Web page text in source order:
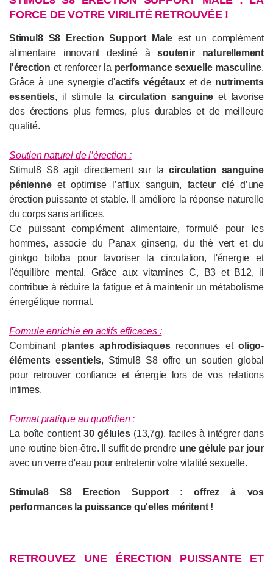
FORCE DE VOTRE VIRILITÉ RETROUVÉE !
Stimul8 S8 Erection Support Male est un complément
alimentaire innovant destiné àsoutenir naturellement
l'érection et renforcer la performance sexuelle masculine.
Grâce à une synergie d'actifs végétauxet de nutriments
essentiels, il stimule lacirculation sanguine et favorise
des érections plus fermes, plus durables et de meilleure
qualité.
Soutien naturel de l’érection :
Stimul8 S8 agit directement sur lacirculation sanguine
pénienneet optimise l’afflux sanguin, facteur clé d’une
érection puissante et stable. Il améliore la réponse naturelle
du corps sans artifices.
Ce puissant complément alimentaire, formulé pour les
hommes, associe du Panax ginseng, du thé vert et du
ginkgo biloba pour favoriser la circulation, l'énergie et
l'équilibre mental. Grâce aux vitamines C, B3 et B12, il
contribue à réduire la fatigue et à maintenir un métabolisme
énergétique normal.
Formule enrichie en actifs efficaces :
Combinant plantes aphrodisiaquesreconnues etoligo-
éléments essentiels, Stimul8 S8 offre un soutien global
pour retrouver confiance et énergie lors de vos relations
intimes.
Format pratique au quotidien :
La boîte contient30 gélules (13,7g), faciles à intégrer dans
une routine bien-être. Il suffit de prendre une gélule par jour
avec un verre d'eau pour entretenir votre vitalité sexuelle.
Stimula8 S8 Erection Support : offrez à vos
performances la puissance qu'elles méritent !
RETROUVEZ UNE ÉRECTION PUISSANTE ET